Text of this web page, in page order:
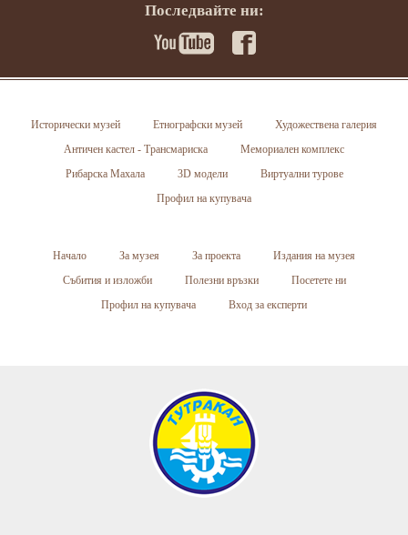
Последвайте ни:
Исторически музей Етнографски музей
Художествена галерия
Античен кастел - Трансмариска
Мемориален комплекс
Рибарска Махала
3D модели
Виртуални турове
Профил на купувача
Начало За музея За проекта
Издания на музея
Събития и изложби
Полезни връзки
Посетете ни
Профил на купувача
Вход за експерти